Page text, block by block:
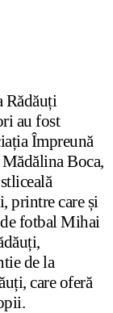
Rădăuți
au fost
Împreună
Boca,
printre care și
fotbal Mihai
de la
care oferă